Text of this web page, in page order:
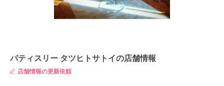
パティスリー タツヒトサトイの店舗情報
店舗情報の更新依頼